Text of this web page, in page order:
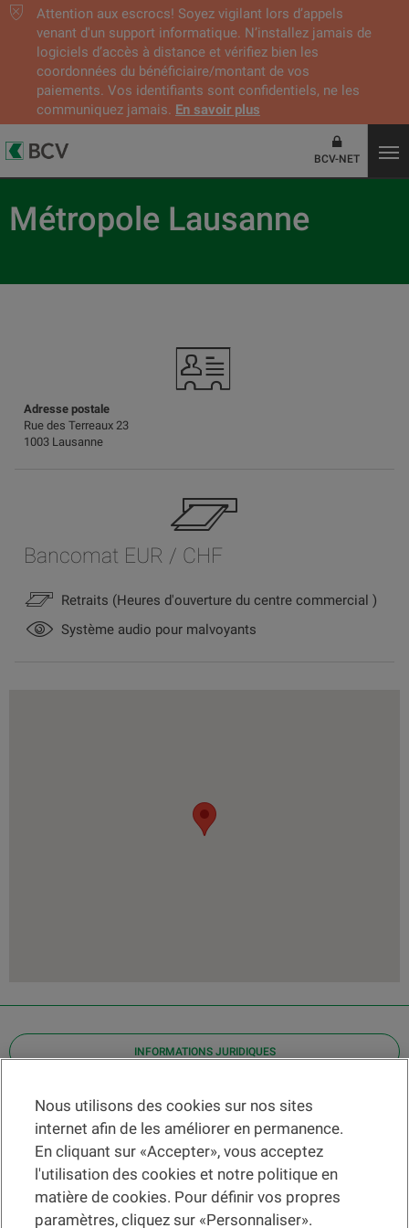
Attention aux escrocs! Soyez vigilant lors d’appels
venant d'un support informatique. N’installez jamais de
logiciels d’accès à distance et vérifiez bien les
coordonnées du bénéficiaire/montant de vos
paiements. Vos identifiants sont confidentiels, ne les
communiquez jamais. En savoir plus
BCV-NET
Métropole Lausanne
Adresse postale
Rue des Terreaux 23
1003 Lausanne
Bancomat EUR / CHF
Retraits (Heures d'ouverture du centre commercial )
Système audio pour malvoyants
INFORMATIONS JURIDIQUES
Contact
Localiser une agence
Aide
Actualités
Taux de change
Nous utilisons des cookies sur nos sites
internet afin de les améliorer en permanence.
En cliquant sur «Accepter», vous acceptez
l'utilisation des cookies et notre politique en
matière de cookies. Pour définir vos propres
paramètres, cliquez sur «Personnaliser».